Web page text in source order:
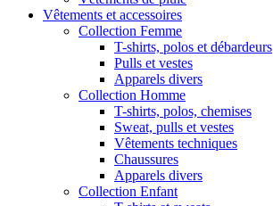
Vêtements et accessoires
Collection Femme
T-shirts, polos et débardeurs
Pulls et vestes
Apparels divers
Collection Homme
T-shirts, polos, chemises
Sweat, pulls et vestes
Vêtements techniques
Chaussures
Apparels divers
Collection Enfant